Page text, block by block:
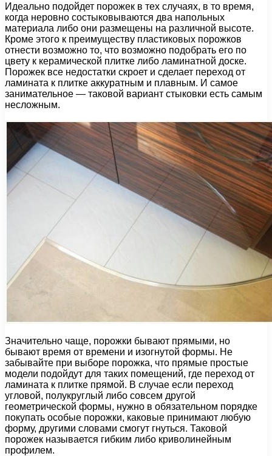
Идеально подойдет порожек в тех случаях, в то время,
когда неровно состыковываются два напольных
материала либо они размещены на различной высоте.
Кроме этого к преимуществу пластиковых порожков
отнести возможно то, что возможно подобрать его по
цвету к керамической плитке либо ламинатной доске.
Порожек все недостатки скроет и сделает переход от
ламината к плитке аккуратным и плавным. И самое
занимательное — таковой вариант стыковки есть самым
несложным.
Значительно чаще, порожки бывают прямыми, но
бывают время от времени и изогнутой формы. Не
забывайте при выборе порожка, что прямые простые
модели подойдут для таких помещений, где переход от
ламината к плитке прямой. В случае если переход
угловой, полукруглый либо совсем другой
геометрической формы, нужно в обязательном порядке
покупать особые порожки, каковые принимают любую
форму, другими словами смогут гнуться. Таковой
порожек называется гибким либо криволинейным
профилем.